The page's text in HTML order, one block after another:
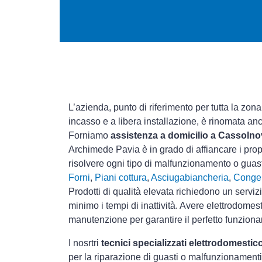
L’azienda, punto di riferimento per tutta la
incasso e a libera installazione, è rinomata
Forniamo assistenza a domicilio a
Archimede Pavia è in grado di affiancare i
risolvere ogni tipo di malfunzionamento o
Forni, Piani cottura, Asciugabiancheria,
Prodotti di qualità elevata richiedono un
minimo i tempi di inattività. Avere
manutenzione per garantire il perfetto
I nosrtri tecnici specializzati
per la riparazione di guasti o